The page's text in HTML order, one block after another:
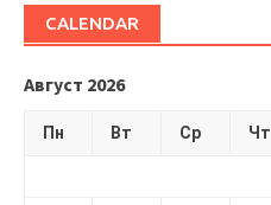
CALENDAR
Август 2026
Пн Вт Ср Чт